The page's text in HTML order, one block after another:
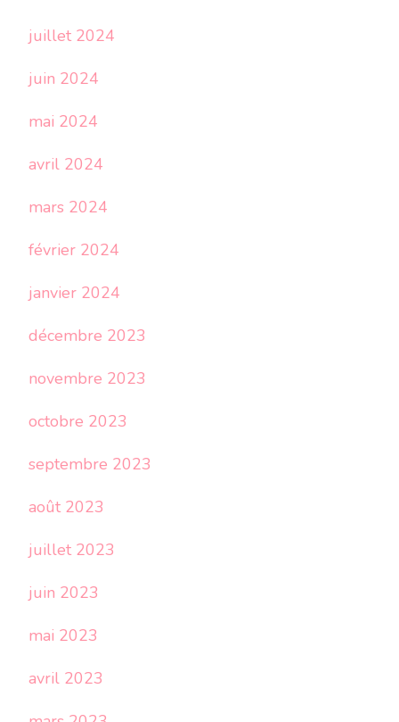
juillet 2024
juin 2024
mai 2024
avril 2024
mars 2024
février 2024
janvier 2024
décembre 2023
novembre 2023
octobre 2023
septembre 2023
août 2023
juillet 2023
juin 2023
mai 2023
avril 2023